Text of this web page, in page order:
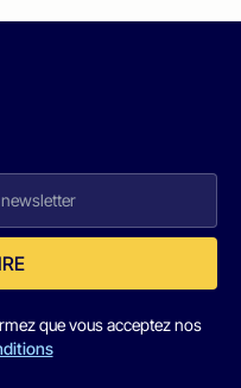
que vous acceptez nos